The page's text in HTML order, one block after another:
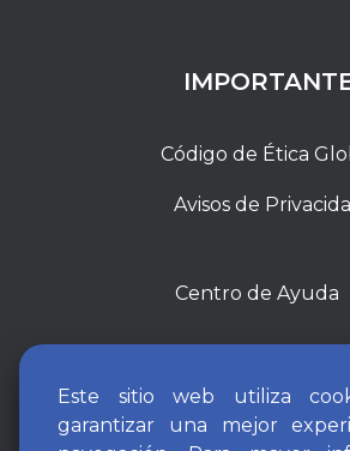
Código de Ética
Avisos de
Centro de Ayuda
Este sitio web utiliza
garantizar una mejor